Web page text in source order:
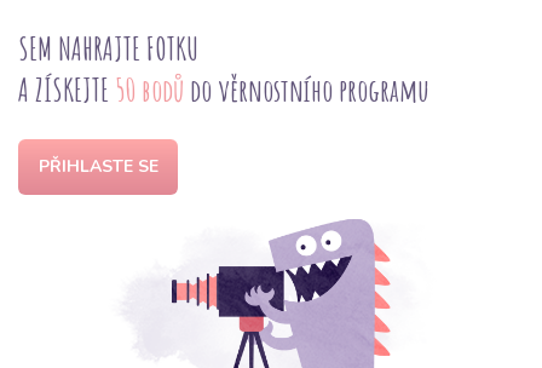
SEM NAHRAJTE FOTKU
A ZÍSKEJTE 50 bodů do věrnostního programu
PŘIHLASTE SE